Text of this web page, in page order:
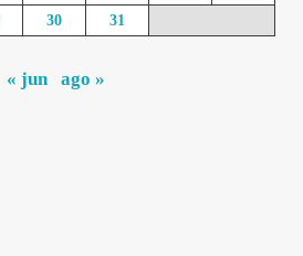
30 31
« jun ago »